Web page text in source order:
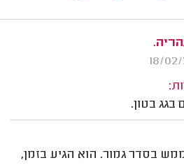
בגג בטון.
בסדר גמור. הוא הגיע בזמן,